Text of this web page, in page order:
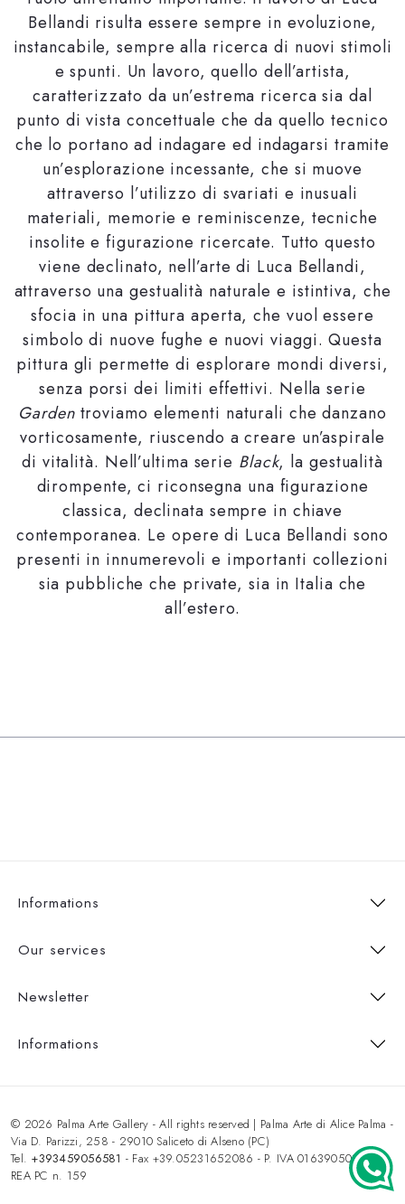
Bellandi risulta essere sempre in evoluzione,
instancabile, sempre alla ricerca di nuovi stimoli
e spunti. Un lavoro, quello dell’artista,
caratterizzato da un’estrema ricerca sia dal
punto di vista concettuale che da quello tecnico
che lo portano ad indagare ed indagarsi tramite
un’esplorazione incessante, che si muove
attraverso l’utilizzo di svariati e inusuali
materiali, memorie e reminiscenze, tecniche
insolite e figurazione ricercate. Tutto questo
viene declinato, nell’arte di Luca Bellandi,
attraverso una gestualità naturale e istintiva, che
sfocia in una pittura aperta, che vuol essere
simbolo di nuove fughe e nuovi viaggi. Questa
pittura gli permette di esplorare mondi diversi,
senza porsi dei limiti effettivi. Nella serie
Gardentroviamo elementi naturali che danzano
vorticosamente, riuscendo a creare un’aspirale
di vitalità. Nell’ultima serie Black, la gestualità
dirompente, ci riconsegna una figurazione
classica, declinata sempre in chiave
contemporanea. Le opere di Luca Bellandi sono
presenti in innumerevoli e importanti collezioni
sia pubbliche che private, sia in Italia che
all’estero.
Informations
Our services
Newsletter
Informations
© 2026 Palma Arte Gallery - All rights reserved | Palma Arte di Alice Palma -
Via D. Parizzi, 258 - 29010 Saliceto di Alseno (PC)
Tel. +393459056581 - Fax +39.05231652086 - P. IVA 01639050333 -
REA PC n. 159